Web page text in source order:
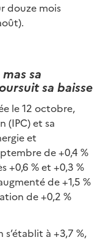
douze mois
sa
sa baisse
le 12 octobre,
(IPC) et sa
et
de +0,4 %
+0,6 % et +0,3 %
de +1,5 %
de +0,2 %
s’établit à +3,7 %,